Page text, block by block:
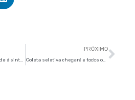
PRÓXIMO
Coleta seletiva chegará a todos os distritos de São Paulo